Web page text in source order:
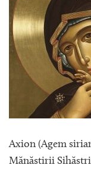
Axion (Agem
Mănăstirii